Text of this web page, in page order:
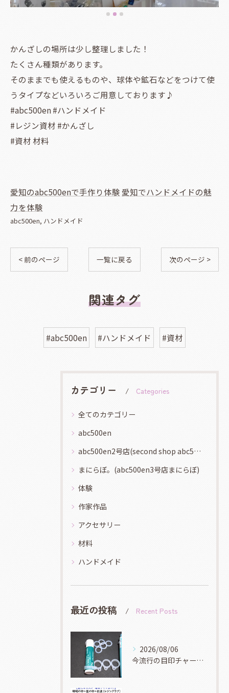
かんざしの場所は少し整理しました！
たくさん種類があります。
そのままでも使えるものや、球体や鉱石などをつけて使
うタイプなどいろいろご用意しております♪
#abc500en #ハンドメイド
#レジン資材 #かんざし
#資材 材料
愛知のabc500enで手作り体験 愛知でハンドメイドの魅
力を体験
abc500en ハンドメイド
< 前のページ 一覧に戻る 次のページ >
関連タグ
#abc500en #ハンドメイド #資材
カテゴリー Categories
全てのカテゴリー
abc500en
abc500en2号店(second shop abc500en)
まにらぼ。(abc500en3号店まにらぼ)
体験
作家作品
アクセサリー
材料
ハンドメイド
最近の投稿 Recent Posts
2026/08/06
今流行の目印チャーム！